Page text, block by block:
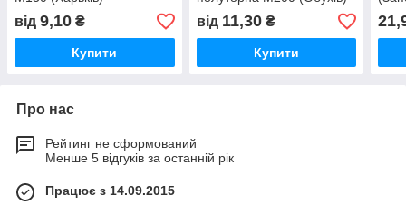
від 9,10 ₴
Купити
від 11,30₴
Купити
Про нас
Рейтинг не сформований
Менше 5 відгуків за останній рік
Працює з 14.09.2015